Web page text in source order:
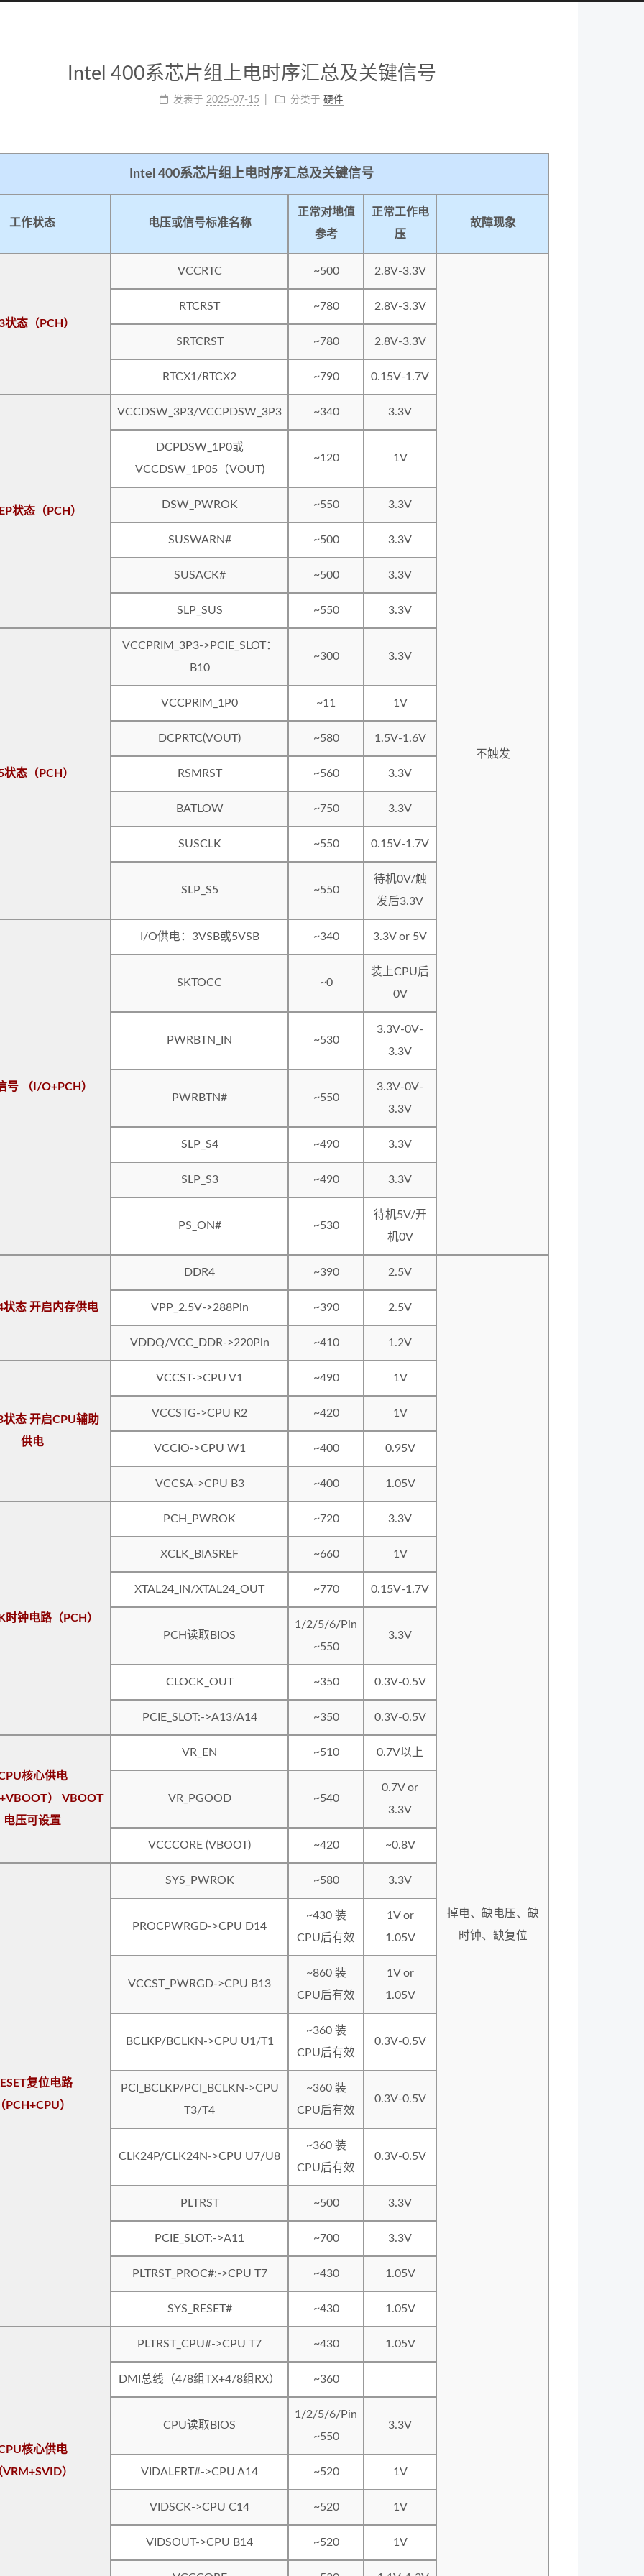
Intel 400系芯片组上电时序汇总及关键信号
发表于 2025-07-15 分类于 硬件
Intel 400系芯片组上电时序汇总及关键信号
工作状态 电压或信号标准名称
正常对地值
参考
正常工作电
压
故障现象
状态（PCH）
VCCRTC ~500 2.8V-3.3V
不触发
RTCRST ~780 2.8V-3.3V
SRTCRST ~780 2.8V-3.3V
RTCX1/RTCX2 ~790 0.15V-1.7V
状态（PCH）
VCCDSW_3P3/VCCPDSW_3P3 ~340 3.3V
DCPDSW_1P0或
VCCDSW_1P05（VOUT)
~120 1V
DSW_PWROK ~550 3.3V
SUSWARN# ~500 3.3V
SUSACK# ~500 3.3V
SLP_SUS ~550 3.3V
状态（PCH）
VCCPRIM_3P3->PCIE_SLOT：
B10
~300 3.3V
VCCPRIM_1P0 ~11 1V
DCPRTC(VOUT) ~580 1.5V-1.6V
RSMRST ~560 3.3V
BATLOW ~750 3.3V
SUSCLK ~550 0.15V-1.7V
SLP_S5 ~550
待机0V/触
发后3.3V
号 （I/O+PCH）
I/O供电：3VSB或5VSB ~340 3.3V or 5V
SKTOCC ~0
装上CPU后
0V
PWRBTN_IN ~530
3.3V-0V-
3.3V
PWRBTN# ~550
3.3V-0V-
3.3V
SLP_S4 ~490 3.3V
SLP_S3 ~490 3.3V
PS_ON# ~530
待机5V/开
机0V
状态 开启内存供电
DDR4 ~390 2.5V
掉电、缺电压、缺
时钟、缺复位
VPP_2.5V->288Pin ~390 2.5V
VDDQ/VCC_DDR->220Pin ~410 1.2V
状态 开启CPU辅助
供电
VCCST->CPU V1 ~490 1V
VCCSTG->CPU R2 ~420 1V
VCCIO->CPU W1 ~400 0.95V
VCCSA->CPU B3 ~400 1.05V
时钟电路（PCH）
PCH_PWROK ~720 3.3V
XCLK_BIASREF ~660 1V
XTAL24_IN/XTAL24_OUT ~770 0.15V-1.7V
PCH读取BIOS
1/2/5/6/Pin
~550
3.3V
CLOCK_OUT ~350 0.3V-0.5V
PCIE_SLOT:->A13/A14 ~350 0.3V-0.5V
核心供电
） VBOOT
电压可设置
VR_EN ~510 0.7V以上
VR_PGOOD ~540
0.7V or
3.3V
VCCCORE (VBOOT) ~420 ~0.8V
复位电路
PCH+CPU）
SYS_PWROK ~580 3.3V
PROCPWRGD->CPU D14
~430 装
CPU后有效
1V or
1.05V
VCCST_PWRGD->CPU B13
~860 装
CPU后有效
1V or
1.05V
BCLKP/BCLKN->CPU U1/T1
~360 装
CPU后有效
0.3V-0.5V
PCI_BCLKP/PCI_BCLKN->CPU
T3/T4
~360 装
CPU后有效
0.3V-0.5V
CLK24P/CLK24N->CPU U7/U8
~360 装
CPU后有效
0.3V-0.5V
PLTRST ~500 3.3V
PCIE_SLOT:->A11 ~700 3.3V
PLTRST_PROC#:->CPU T7 ~430 1.05V
SYS_RESET# ~430 1.05V
核心供电
VRM+SVID）
PLTRST_CPU#->CPU T7 ~430 1.05V
DMI总线（4/8组TX+4/8组RX） ~360
CPU读取BIOS
1/2/5/6/Pin
~550
3.3V
VIDALERT#->CPU A14 ~520 1V
VIDSCK->CPU C14 ~520 1V
VIDSOUT->CPU B14 ~520 1V